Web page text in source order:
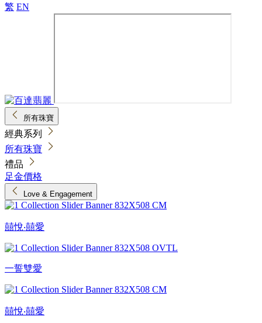
繁 EN
所有珠寶
經典系列
所有珠寶
禮品
足金價格
Love & Engagement
囍悅‧囍愛
一誓雙愛
囍悅‧囍愛